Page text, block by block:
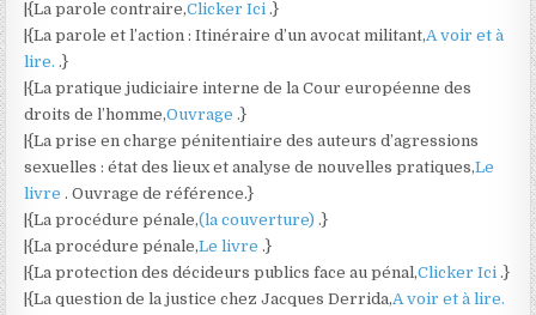
|{La parole contraire,Clicker Ici.}
|{La parole et l’action : Itinéraire d’un avocat militant,A voir et à
lire..}
|{La pratique judiciaire interne de la Cour européenne des
droits de l’homme,Ouvrage.}
|{La prise en charge pénitentiaire des auteurs d’agressions
sexuelles : état des lieux et analyse de nouvelles pratiques,Le
livre. Ouvrage de référence.}
|{La procédure pénale,(la couverture).}
|{La procédure pénale,Le livre.}
|{La protection des décideurs publics face au pénal,Clicker Ici.}
|{La question de la justice chez Jacques Derrida,A voir et à lire.